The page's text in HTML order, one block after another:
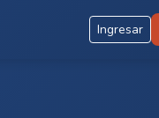
Ingresar